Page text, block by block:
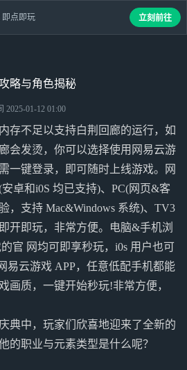
略与角色揭秘
2025-01-12 01:00
存不足以支持白荆回廊的运行，如
会发烫，你可以选择使用网易云游
一键登录，即可随时上线游戏。网
卓和i0S 均已支持)、PC(网页&客
，支持 Mac&Windows 系统)、TV3
开即玩，非常方便。电脑&手机浏
官 网均可即享秒玩，i0s 用户也可
易云游戏 APP，任意低配手机都能
画质，一键开始秒玩!非常方便，
典中，玩家们欣喜地迎来了全新的
职业与元素类型是什么呢？
即点即玩 立刻前往